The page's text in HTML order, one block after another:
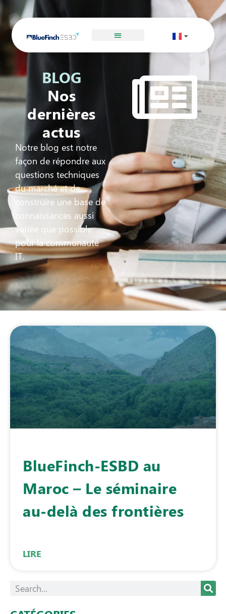
BLOG
Nos
dernières
actus
Notre blog est notre
façon de répondre aux
questions techniques
du marché et de
construire une base de
connaissances aussi
variée que possible
pour la communauté
IT.
BlueFinch-ESBD au
Maroc – Le séminaire
au-delà des frontières
LIRE